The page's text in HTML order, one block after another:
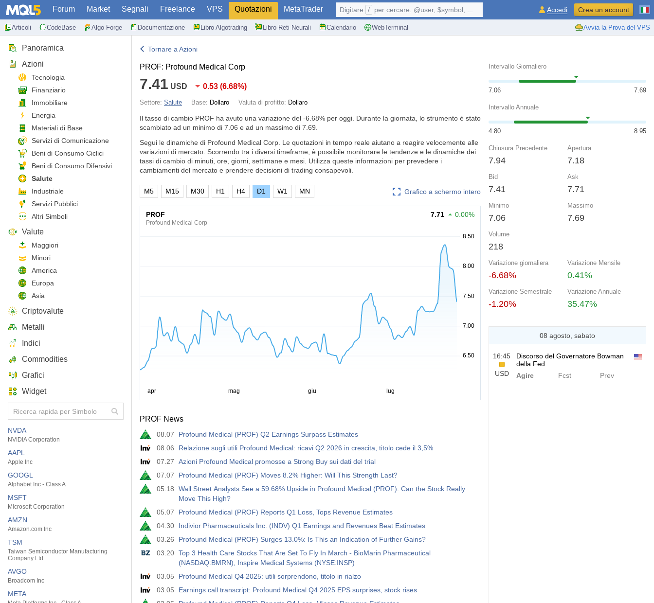
Forum Market Segnali Freelance VPS Quotazioni MetaTrader
Articoli CodeBase Algo Forge Documentazione Libro Algotrading Libro Reti Neurali Calendario WebTerminal Avvia la Prova del VPS
Digitare / per cercare: @user, $symbol, ... Accedi Crea un account
Panoramica
Azioni
Tecnologia
Finanziario
Immobiliare
Energia
Materiali di Base
Servizi di Comunicazione
Beni di Consumo Ciclici
Beni di Consumo Difensivi
Salute
Industriale
Servizi Pubblici
Altri Simboli
Valute
Maggiori
Minori
America
Europa
Asia
Criptovalute
Metalli
Indici
Commodities
Grafici
Widget
NVDA
NVIDIA Corporation
AAPL
Apple Inc
GOOGL
Alphabet Inc - Class A
MSFT
Microsoft Corporation
AMZN
Amazon.com Inc
TSM
Taiwan Semiconductor Manufacturing
Company Ltd
AVGO
Broadcom Inc
META
Tornare a Azioni
PROF: Profound Medical Corp
7.41 USD 0.53 (6.68%)
Settore: Salute Base: Dollaro Valuta di profitto: Dollaro
Il tasso di cambio PROF ha avuto una variazione del -6.68% per oggi. Durante la giornata, lo strumento è stato
scambiato ad un minimo di 7.06 e ad un massimo di 7.69.
Segui le dinamiche di Profound Medical Corp. Le quotazioni in tempo reale aiutano a reagire velocemente alle
variazioni di mercato. Scorrendo tra i diversi timeframe, è possibile monitorare le tendenze e le dinamiche dei
tassi di cambio di minuti, ore, giorni, settimane e mesi. Utilizza queste informazioni per prevedere i
cambiamenti del mercato e prendere decisioni di trading consapevoli.
Grafico a schermo intero
M5 M15 M30 H1 H4 D1 W1 MN
PROF
Profound Medical Corp
7.71 0.00%
PROF News
08.07
Profound Medical (PROF) Q2 Earnings Surpass Estimates
08.06
Relazione sugli utili Profound Medical: ricavi Q2 2026 in crescita, titolo cede il 3,5%
07.27
Azioni Profound Medical promosse a Strong Buy sui dati del trial
07.07
Profound Medical (PROF) Moves 8.2% Higher: Will This Strength Last?
05.18
Wall Street Analysts See a 59.68% Upside in Profound Medical (PROF): Can the Stock Really
Move This High?
05.07
Profound Medical (PROF) Reports Q1 Loss, Tops Revenue Estimates
04.30
Indivior Pharmaceuticals Inc. (INDV) Q1 Earnings and Revenues Beat Estimates
03.26
Profound Medical (PROF) Surges 13.0%: Is This an Indication of Further Gains?
03.20 Top 3 Health Care Stocks That Are Set To Fly In March - BioMarin Pharmaceutical
(NASDAQ:BMRN), Inspire Medical Systems (NYSE:INSP)
03.05
Profound Medical Q4 2025: utili sorprendono, titolo in rialzo
03.05
Earnings call transcript: Profound Medical Q4 2025 EPS surprises, stock rises
Intervallo Giornaliero
7.06 7.69
Intervallo Annuale
4.80 8.95
Chiusura Precedente
7.94
Apertura
7.18
Bid
7.41
Ask
7.71
Minimo
7.06
Massimo
7.69
Volume
218
Variazione giornaliera
-6.68%
Variazione Mensile
0.41%
Variazione Semestrale
-1.20%
Variazione Annuale
35.47%
08 agosto, sabato
16:45
USD
Discorso del Governatore Bowman
della Fed
Agire
Fcst Prev